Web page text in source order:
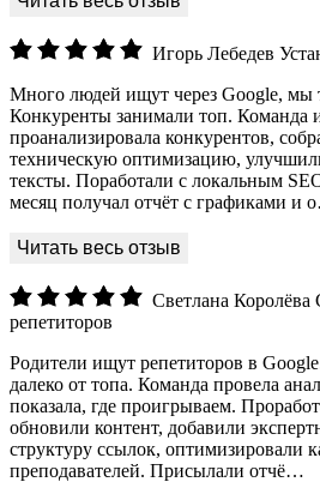
Игорь Лебедев
Много людей ищут через Google, мы
Конкуренты занимали топ. Команда
проанализировала конкурентов,
техническую оптимизацию,
тексты. Поработали с локальным
месяц получал отчёт с графиками и
Светлана Королёва
репетиторов
Родители ищут репетиторов в
далеко от топа. Команда провела
показала, где проигрываем.
обновили контент, добавили
структуру ссылок, оптимизировали
преподавателей. Присылали отчё…